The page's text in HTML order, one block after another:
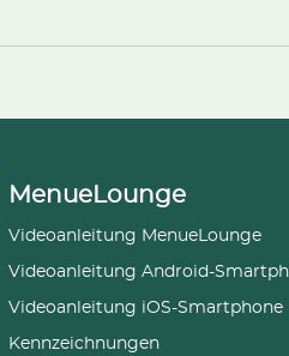
MenueLounge
Videoanleitung MenueLounge
Videoanleitung Android-
Videoanleitung iOS-Smartphone
Kennzeichnungen